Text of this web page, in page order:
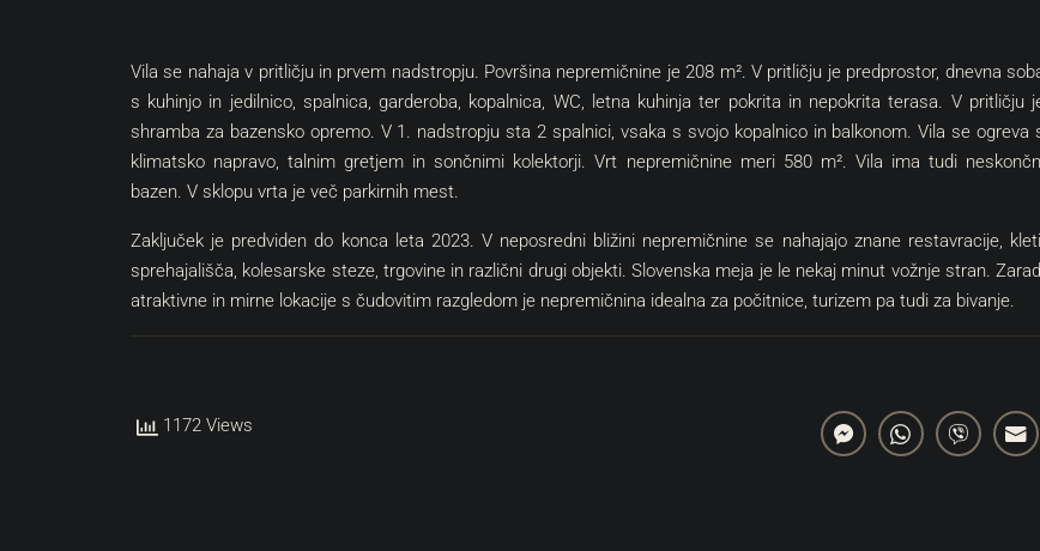
Vila se nahaja v pritličju in prvem nadstropju. Površina nepremičnine je 208 m². V pritličju je predprostor, dnevna
s kuhinjo in jedilnico, spalnica, garderoba, kopalnica, WC, letna kuhinja ter pokrita in nepokrita terasa. V pritličju
shramba za bazensko opremo. V 1. nadstropju sta 2 spalnici, vsaka s svojo kopalnico in balkonom. Vila se ogreva
klimatsko napravo, talnim gretjem in sončnimi kolektorji. Vrt nepremičnine meri 580 m². Vila ima tudi
bazen. V sklopu vrta je več parkirnih mest.
Zaključek je predviden do konca leta 2023. V neposredni bližini nepremičnine se nahajajo znane restavracije,
sprehajališča, kolesarske steze, trgovine in različni drugi objekti. Slovenska meja je le nekaj minut vožnje stran.
atraktivne in mirne lokacije s čudovitim razgledom je nepremičnina idealna za počitnice, turizem pa tudi za bivanje.
1172 Views